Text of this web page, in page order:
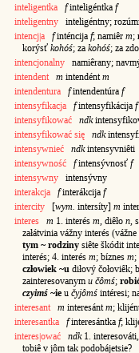
inteligentka
finteligéntka f
inteligentny inteligéntny;
intencj|a
finténcija f; namiêr m;
korýsť kohóś; za kohóś; za
intencjonalny namiêrany;
intendent
m intendént m
intendentura
fintendentúra f
intensyfikacja
fintensyfikácija f
intensyfikować
ndk
intensyfikować się
ndk
intensywnieć
ndkintensyvniêti
intensywność
fintensývnosť f
intensywny intensývny
interakcja
finterákcija f
intercity [wym. intersíty] m
interes
m 1. interés m , diêło n ,
załátvinia vážny interés
tym ~ rodziny siête škódit
interés; 4. interés m; bíznes m;
człowiek ~u diłový čołoviêk;
zainteresovanym u čômś;
czyimś ~ie u čyjômś intéresi;
interesant
m interesánt m;
interesantka
finteresántka f;
interes|ować
ndk1.
tobiê v jôm tak podobájetsie?